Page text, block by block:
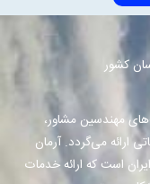
کشور
مهندسین مشاور،
ارائه می‌گردد. آرمان
است که ارائه خدمات